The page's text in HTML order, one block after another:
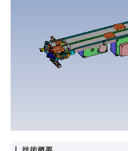
トピックス